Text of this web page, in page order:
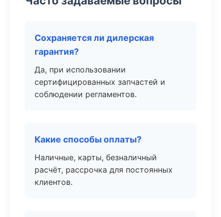
Сохраняется ли дилерская
гарантия?
Да, при использовании
сертифицированных запчастей и
соблюдении регламентов.
Какие способы оплаты?
Наличные, карты, безналичный
расчёт, рассрочка для постоянных
клиентов.